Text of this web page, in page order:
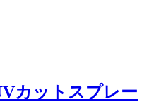
カットスプレー